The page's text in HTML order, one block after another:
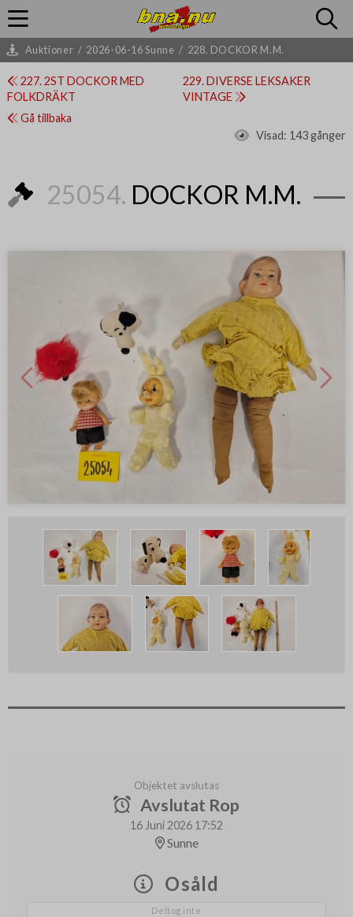
Auktioner / 2026-06-16 Sunne / 228. DOCKOR M.M.
227. 2ST DOCKOR MED
FOLKDRÄKT
229. DIVERSE LEKSAKER
VINTAGE
Gå tillbaka
Visad: 143 gånger
25054. DOCKOR M.M.
Objektet avslutas
Avslutat Rop
16 Juni 2026 17:52
Sunne
Osåld
Deltog inte